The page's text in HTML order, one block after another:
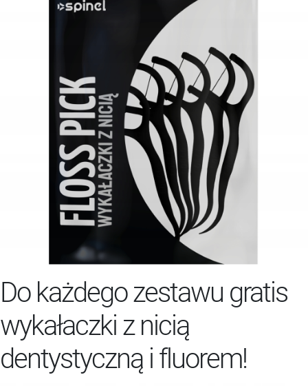
Do każdego zestawu gratis
wykałaczki z nicią
dentystyczną i fluorem!